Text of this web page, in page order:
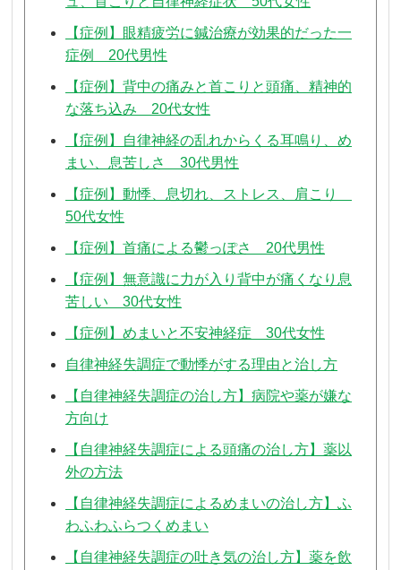
【症例】眼精疲労に鍼治療が効果的だった一
症例 20代男性
【症例】背中の痛みと首こりと頭痛、精神的
な落ち込み 20代女性
【症例】自律神経の乱れからくる耳鳴り、め
まい、息苦しさ 30代男性
【症例】動悸、息切れ、ストレス、肩こり
50代女性
【症例】首痛による鬱っぽさ 20代男性
【症例】無意識に力が入り背中が痛くなり息
苦しい 30代女性
【症例】めまいと不安神経症 30代女性
自律神経失調症で動悸がする理由と治し方
【自律神経失調症の治し方】病院や薬が嫌な
方向け
【自律神経失調症による頭痛の治し方】薬以
外の方法
【自律神経失調症によるめまいの治し方】ふ
わふわふらつくめまい
【自律神経失調症の吐き気の治し方】薬を飲